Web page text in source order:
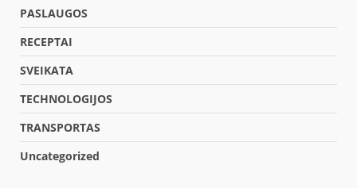
PASLAUGOS
RECEPTAI
SVEIKATA
TECHNOLOGIJOS
TRANSPORTAS
Uncategorized